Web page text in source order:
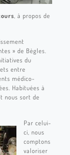
, à propos de
» de Bègles.
du
entre
médico-
Habituées à
nous sort de
Par celui-
ci, nous
comptons
valoriser